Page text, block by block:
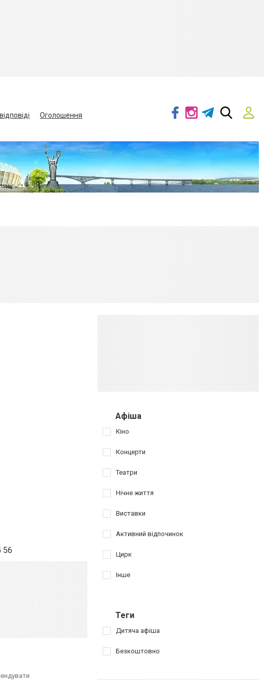
Оголошення
56
Афіша
Кіно
Концерти
Театри
Нічне життя
Виставки
Активний відпочинок
Цирк
Інше
Теги
Дитяча афіша
Безкоштовно